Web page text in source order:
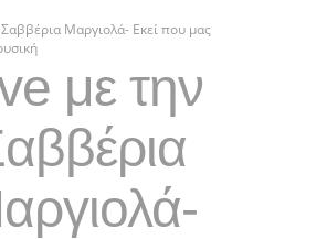
Μαργιολά- Εκεί που μας
με την